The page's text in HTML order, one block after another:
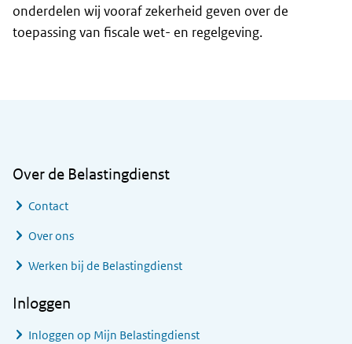
onderdelen wij vooraf zekerheid geven over de
toepassing van fiscale wet- en regelgeving.
Over de Belastingdienst
Contact
Over ons
Werken bij de Belastingdienst
Inloggen
Inloggen op Mijn Belastingdienst